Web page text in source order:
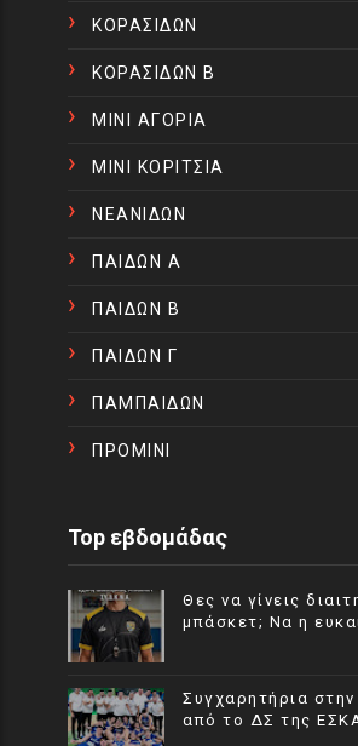
ΚΟΡΑΣΙΔΩΝ
ΚΟΡΑΣΙΔΩΝ Β
ΜΙΝΙ ΑΓΟΡΙΑ
ΜΙΝΙ ΚΟΡΙΤΣΙΑ
ΝΕΑΝΙΔΩΝ
ΠΑΙΔΩΝ Α
ΠΑΙΔΩΝ Β
ΠΑΙΔΩΝ Γ
ΠΑΜΠΑΙΔΩΝ
ΠΡΟΜΙΝΙ
Top εβδομάδας
Θες να γίνεις
μπάσκετ; Να η
Συγχαρητήρια
από το ΔΣ της